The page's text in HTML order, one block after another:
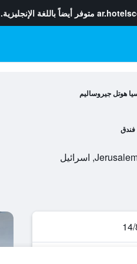
متوفر أيضاً باللغة الإنجليزية.
هوتل جيروساليم
فندق